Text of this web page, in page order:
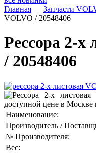
Главная — Запчасти
VOLVO / 20548406
Рессора 2-х
/ 20548406
Наименование:
Производитель /
№ Производителя:
Вес: